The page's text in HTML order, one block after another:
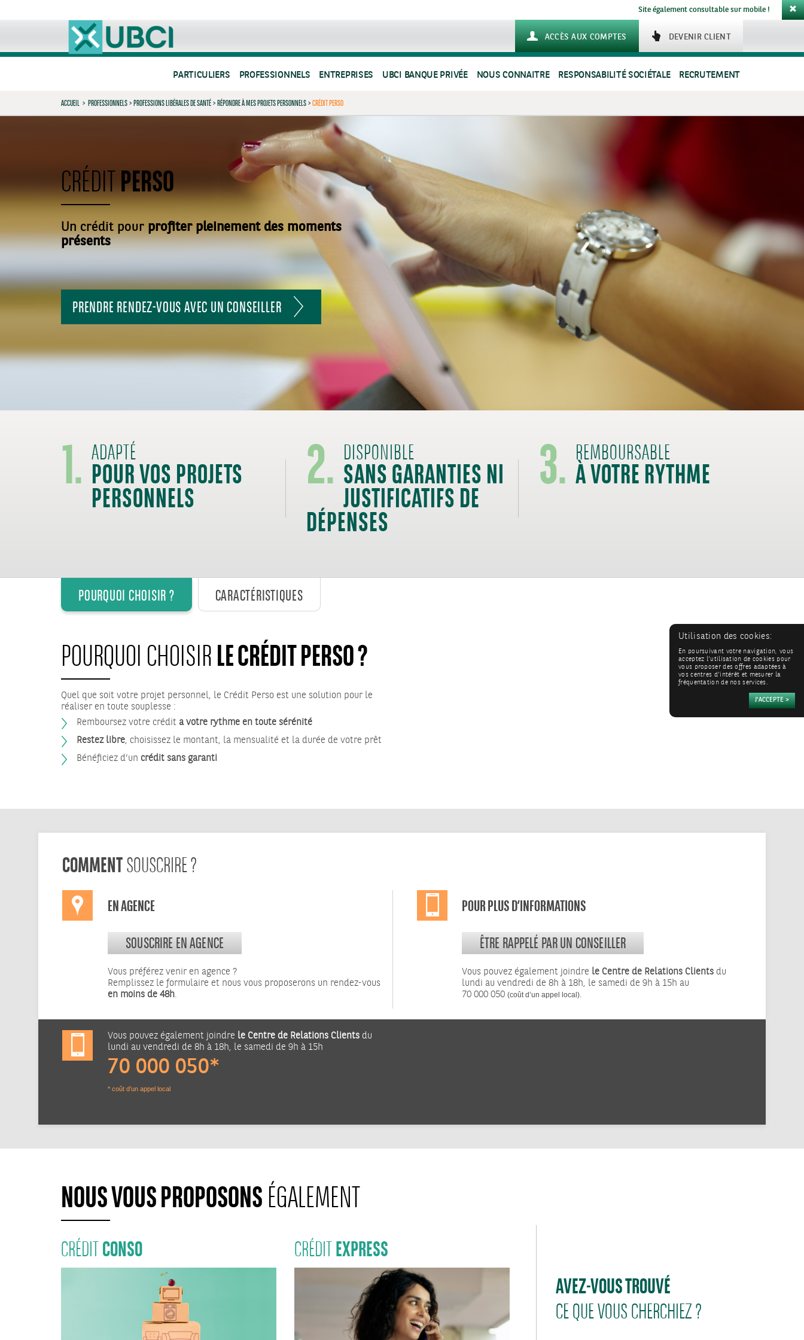
Site également consultable sur mobile !
DEVENIR CLIENT
ACCÈS AUX COMPTES
PARTICULIERS PROFESSIONNELS ENTREPRISES UBCI BANQUE PRIVÉE NOUS CONNAITRE RESPONSABILITÉ SOCIÉTALE RECRUTEMENT
ACCUEIL > PROFESSIONNELS>PROFESSIONS LIBÉRALES DE SANTÉ>RÉPONDRE À MES PROJETS PERSONNELS>CRÉDIT PERSO
CRÉDITPERSO
Un crédit pourprofiter pleinement des moments
présents
PRENDRE RENDEZ-VOUS AVEC UN CONSEILLER
1. ADAPTÉ
POUR VOS PROJETS
PERSONNELS 2. DISPONIBLE
SANS GARANTIES NI
JUSTIFICATIFS DE
DÉPENSES
3. REMBOURSABLE
À VOTRE RYTHME
POURQUOI CHOISIR ? CARACTÉRISTIQUES
POURQUOI CHOISIRLE CRÉDIT PERSO ?
Quel que soit votre projet personnel, le Crédit Perso est une solution pour le
réaliser en toute souplesse :
Remboursez votre crédit à votre rythme en toute sérénité
Restez libre, choisissez le montant, la mensualité et la durée de votre prêt
Bénéficiez d’un crédit sans garanti
COMMENTSOUSCRIRE ?
EN AGENCE
SOUSCRIRE EN AGENCE
Vous préférez venir en agence ?
Remplissez le formulaire et nous vous proposerons un rendez-vous
en moins de 48h.
POUR PLUS D’INFORMATIONS
ÊTRE RAPPELÉ PAR UN CONSEILLER
Vous pouvez également joindre le Centre de Relations Clientsdu
lundi au vendredi de 8h à 18h, le samedi de 9h à 15h au
70 000 050 (coût d’un appel local).
Vous pouvez également joindre le Centre de Relations Clients du
lundi au vendredi de 8h à 18h, le samedi de 9h à 15h
70 000 050*
* coût d’un appel local
NOUS VOUS PROPOSONSÉGALEMENT
CRÉDITCONSO CRÉDITEXPRESS
AVEZ-VOUS TROUVÉ
CE QUE VOUS CHERCHIEZ ?
Utilisation des cookies:
En poursuivant votre navigation, vous
acceptez l'utilisation de cookies pour
vous proposer des offres adaptées à
vos centres d'intérêt et mesurer la
fréquentation de nos services.